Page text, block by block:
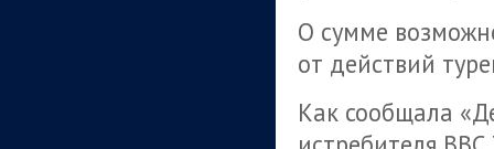
О сумме
от действий
Как сообщала